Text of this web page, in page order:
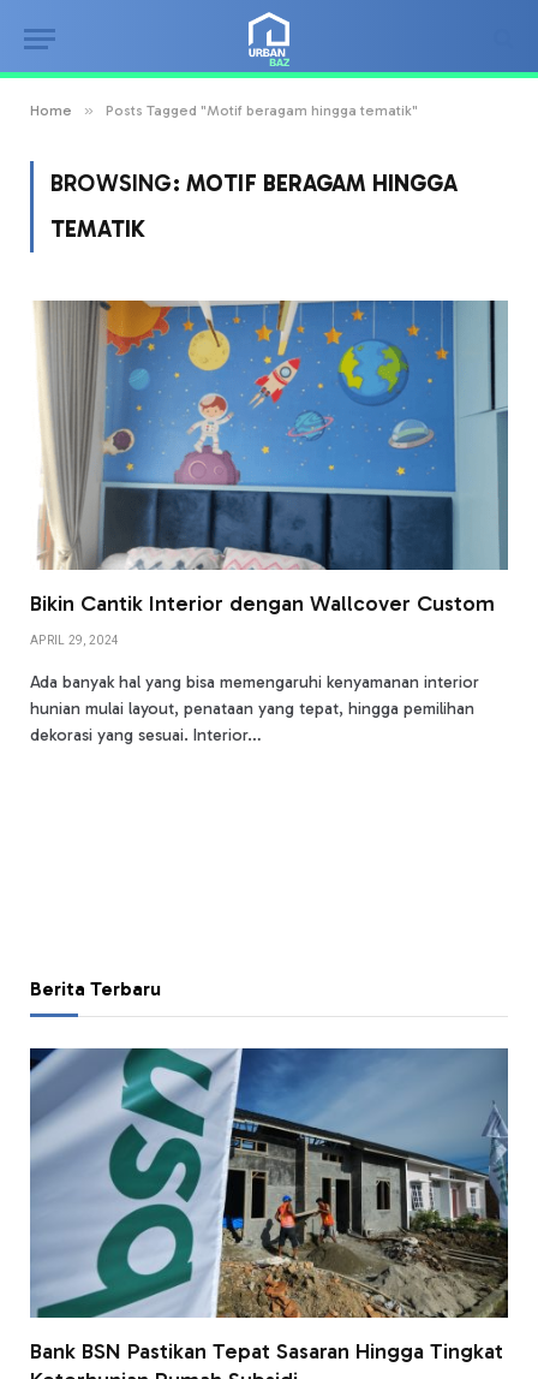
Home » Posts Tagged "Motif beragam hingga tematik"
BROWSING: MOTIF BERAGAM HINGGA
TEMATIK
Bikin Cantik Interior dengan Wallcover Custom
APRIL 29, 2024
Ada banyak hal yang bisa memengaruhi kenyamanan interior
hunian mulai layout, penataan yang tepat, hingga pemilihan
dekorasi yang sesuai. Interior…
Berita Terbaru
Bank BSN Pastikan Tepat Sasaran Hingga Tingkat